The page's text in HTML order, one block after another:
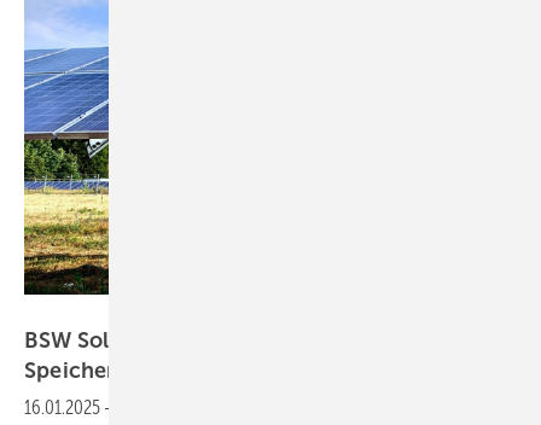
BSW Solar: bessere Systemintegration durch
Speicher und
16.01.2025 -